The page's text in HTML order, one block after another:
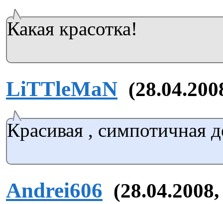
Какая красотка!
LiTTleMaN
Красивая , симпотичная
Andrei606